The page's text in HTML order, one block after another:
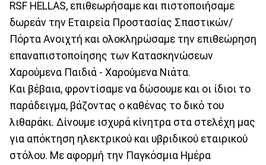
RSF HELLAS, επιθεωρήσαμε και πιστοποιήσαμε
δωρεάν την Εταιρεία Προστασίας Σπαστικών/
Πόρτα Ανοιχτή και ολοκληρώσαμε την επιθεώρηση
επαναπιστοποίησης των Κατασκηνώσεων
Χαρούμενα Παιδιά - Χαρούμενα Νιάτα.
Και βέβαια, φροντίσαμε να δώσουμε και οι ίδιοι το
παράδειγμα, βάζοντας ο καθένας το δικό του
λιθαράκι. Δίνουμε ισχυρά κίνητρα στα στελέχη μας
για απόκτηση ηλεκτρικού και υβριδικού εταιρικού
στόλου. Με αφορμή την Παγκόσμια Ημέρα